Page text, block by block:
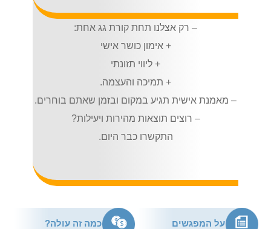
– רק אצלנו תחת קורת גג אחת:
+ אימון כושר אישי
+ ליווי תזונתי
+ תמיכה והעצמה.
– מאמנת אישית תגיע במקום ובזמן שאתם בוחרים.
– רוצים תוצאות מהירות ויעילות?
התקשרו כבר היום.
על המפגשים כמה זה עולה?